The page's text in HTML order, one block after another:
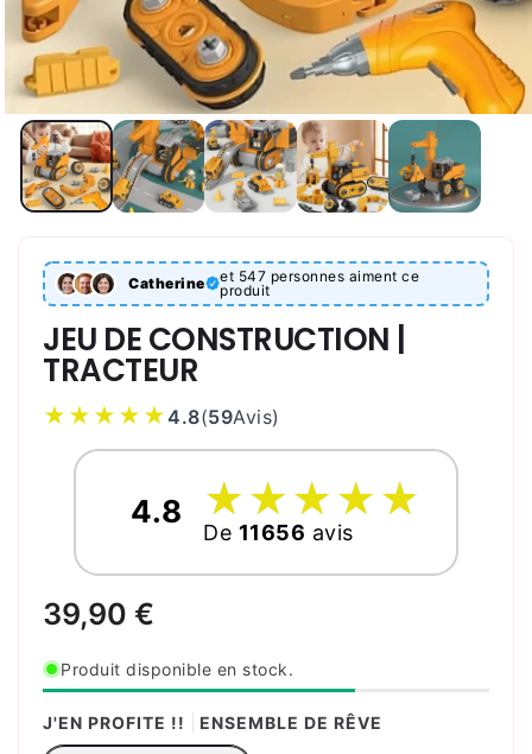
Catherine
et 547 personnes aiment ce
produit
JEU DE CONSTRUCTION |
TRACTEUR
★★★★★4.8(59Avis)
4.8 ☆
★☆
★☆
★☆
★☆
★
De 11656 avis
Prix
39,90 €
Produit disponible en stock.
J'EN PROFITE !! ENSEMBLE DE RÊVE